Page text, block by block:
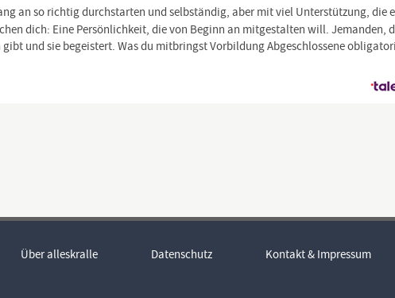
an so richtig durchstarten und selbständig, aber mit viel Unterstützung, die
dich: Eine Persönlichkeit, die von Beginn an mitgestalten will. Jemanden,
gibt und sie begeistert. Was du mitbringst Vorbildung Abgeschlossene
Über alleskralle Datenschutz Kontakt & Impressum